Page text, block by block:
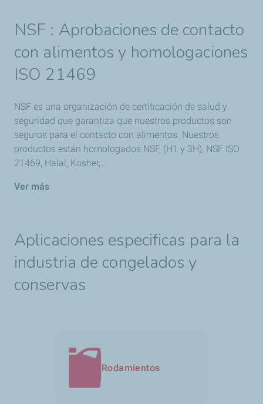
NSF : Aprobaciones de contacto
con alimentos y homologaciones
ISO 21469
NSF es una organización de certificación de salud y
seguridad que garantiza que nuestros productos son
seguros para el contacto con alimentos. Nuestros
productos están homologados NSF, (H1 y 3H), NSF ISO
21469, Halal, Kosher,...
Ver más
Aplicaciones especificas para la
industria de congelados y
conservas
Rodamientos